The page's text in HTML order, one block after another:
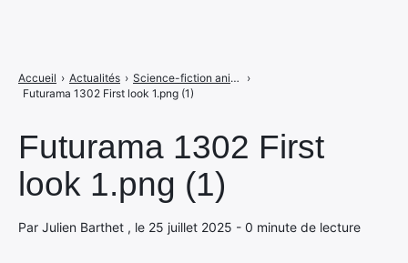
Futurama 1302 First
look 1.png (1)
Par Julien Barthet , le 25 juillet 2025 - 0 minute de lecture
Accueil › Actualités › Science-fiction animée pour adultes au programme de Disney+, avec Futurama S13 !
›
Futurama 1302 First look 1.png (1)